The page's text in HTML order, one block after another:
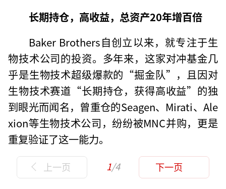
长期持仓，高收益，总资产20年增百倍
Baker Brothers自创立以来，就专注于生
物技术公司的投资。多年来，这家对冲基金几
乎是生物技术超级爆款的“掘金队”，且因对
生物技术赛道“长期持仓，获得高收益”的独
到眼光而闻名，曾重仓的Seagen、Mirati、Ale
xion等生物技术公司，纷纷被MNC并购，更是
重复验证了这一能力。
上一页 1/4 下一页